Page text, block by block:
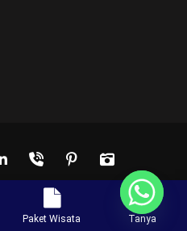
Paket Wisata Tanya